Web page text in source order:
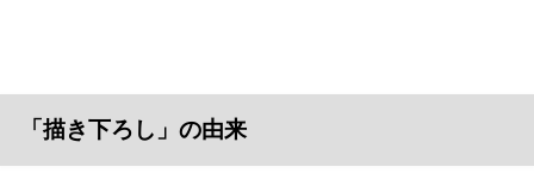
「描き下ろし」の由来